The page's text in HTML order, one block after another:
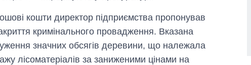
кошти директор підприємства пропонував
кримінального провадження. Вказана
значних обсягів деревини, що належала
лісоматеріалів за заниженими цінами на
гігантів: скільки
коштують і
заробляють
OpenAI та